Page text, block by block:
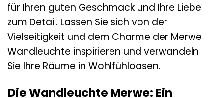
für Ihren guten Geschmack und Ihre Liebe
zum Detail. Lassen Sie sich von der
Vielseitigkeit und dem Charme der Merwe
Wandleuchte inspirieren und verwandeln
Sie Ihre Räume in Wohlfühloasen.
Die Wandleuchte Merwe: Ein